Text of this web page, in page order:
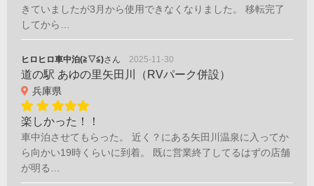
きていましたが3月から使用できなくなりました。 移転完了
してから…
ヒロヒロ車中泊(≧▽≦)さん 2025-11-30
道の駅 あゆの里矢田川（RVパーク併設）
兵庫県
楽しかった！！
車中泊させてもらった。 近く？にある矢田川温泉に入ってか
ら向かい19時くらいに到着。 既に営業終了してるはずの店舗
が明る…